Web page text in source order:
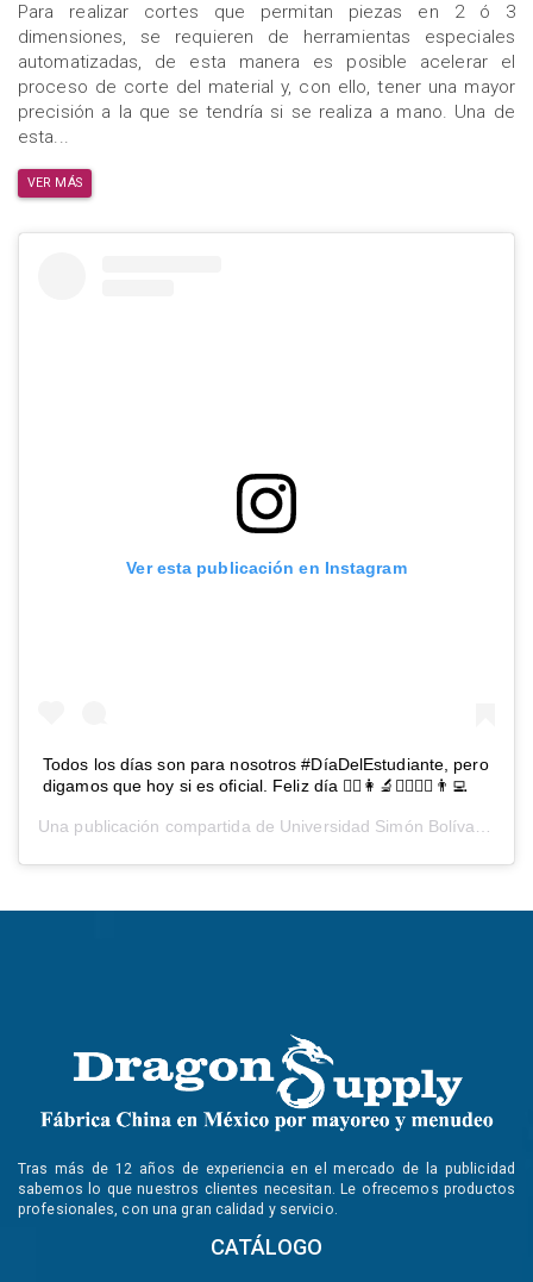
Para realizar cortes que permitan piezas en 2 ó 3
dimensiones, se requieren de herramientas especiales
automatizadas, de esta manera es posible acelerar el
proceso de corte del material y, con ello, tener una mayor
precisión a la que se tendría si se realiza a mano. Una de
esta...
VER MÁS
Ver esta publicación en Instagram
Todos los días son para nosotros #DíaDelEstudiante, pero
digamos que hoy si es oficial. Feliz día 👨‍⚕️👩‍🔬🕵️‍♂️👩‍⚖️👨‍💻
Una publicación compartida de Universidad Simón Bolívar
Tras más de 12 años de experiencia en el mercado de la publicidad
sabemos lo que nuestros clientes necesitan. Le ofrecemos productos
profesionales, con una gran calidad y servicio.
CATÁLOGO